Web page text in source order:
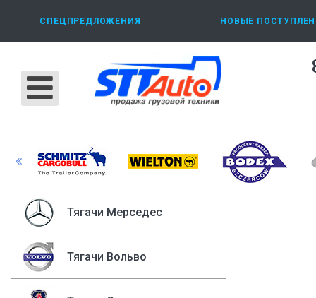
СПЕЦПРЕДЛОЖЕНИЯ НОВЫЕ
Тягачи Мерседес
Тягачи Вольво